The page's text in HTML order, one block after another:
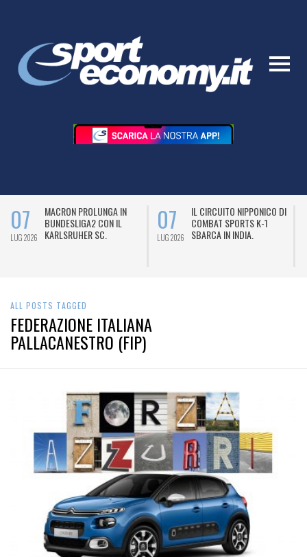
07
LUG 2026
MACRON PROLUNGA IN
BUNDESLIGA2 CON IL
KARLSRUHER SC.
07
LUG 2026
IL CIRCUITO NIPPONICO DI
COMBAT SPORTS K-1
SBARCA IN INDIA.
ALL POSTS TAGGED
FEDERAZIONE ITALIANA
PALLACANESTRO (FIP)